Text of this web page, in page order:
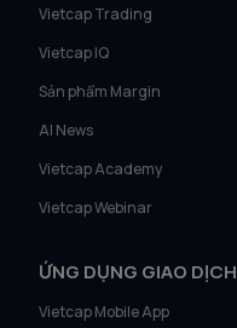
Vietcap Trading
Vietcap IQ
Sản phẩm Margin
AI News
Vietcap Academy
Vietcap Webinar
ỨNG DỤNG GIAO DỊCH
Vietcap Mobile App